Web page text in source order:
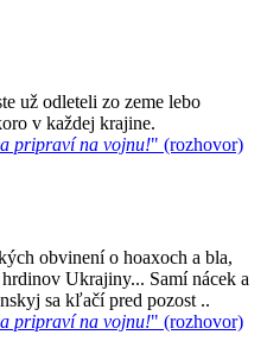
už odleteli zo zeme lebo
v každej krajine.
pripraví na vojnu!" (rozhovor)
obvinení o hoaxoch a bla,
Ukrajiny... Samí nácek a
sa kľačí pred pozost ..
pripraví na vojnu!" (rozhovor)